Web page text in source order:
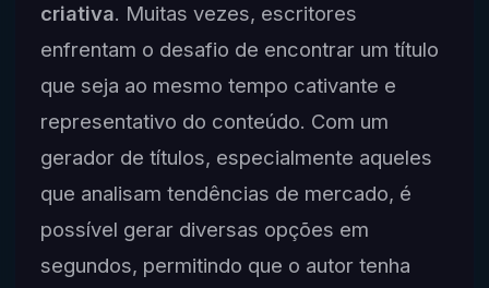
criativa. Muitas vezes, escritores
enfrentam o desafio de encontrar um título
que seja ao mesmo tempo cativante e
representativo do conteúdo. Com um
gerador de títulos, especialmente aqueles
que analisam tendências de mercado, é
possível gerar diversas opções em
segundos, permitindo que o autor tenha